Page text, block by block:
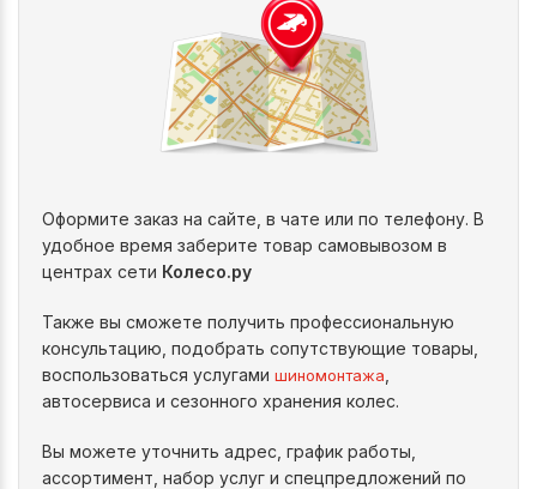
Оформите заказ на сайте, в чате или по телефону. В
удобное время заберите товар самовывозом в
центрах сети Колесо.ру
Также вы сможете получить профессиональную
консультацию, подобрать сопутствующие товары,
воспользоваться услугами шиномонтажа
автосервиса и сезонного хранения колес.
Вы можете уточнить адрес, график работы,
ассортимент, набор услуг и спецпредложений по